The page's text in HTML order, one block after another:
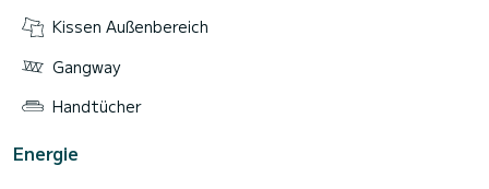
Kissen Außenbereich
Gangway
Handtücher
Energie